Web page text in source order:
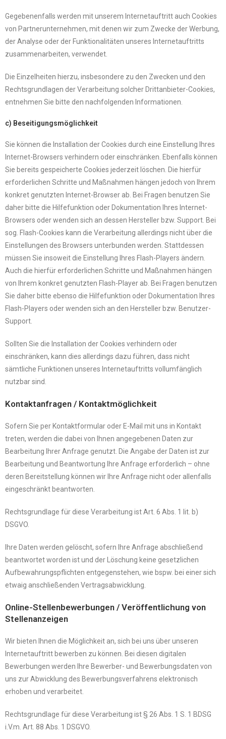
Gegebenenfalls werden mit unserem Internetauftritt auch Cookies
von Partnerunternehmen, mit denen wir zum Zwecke der Werbung,
der Analyse oder der Funktionalitäten unseres Internetauftritts
zusammenarbeiten, verwendet.
Die Einzelheiten hierzu, insbesondere zu den Zwecken und den
Rechtsgrundlagen der Verarbeitung solcher Drittanbieter-Cookies,
entnehmen Sie bitte den nachfolgenden Informationen.
c) Beseitigungsmöglichkeit
Sie können die Installation der Cookies durch eine Einstellung Ihres
Internet-Browsers verhindern oder einschränken. Ebenfalls können
Sie bereits gespeicherte Cookies jederzeit löschen. Die hierfür
erforderlichen Schritte und Maßnahmen hängen jedoch von Ihrem
konkret genutzten Internet-Browser ab. Bei Fragen benutzen Sie
daher bitte die Hilfefunktion oder Dokumentation Ihres Internet-
Browsers oder wenden sich an dessen Hersteller bzw. Support. Bei
sog. Flash-Cookies kann die Verarbeitung allerdings nicht über die
Einstellungen des Browsers unterbunden werden. Stattdessen
müssen Sie insoweit die Einstellung Ihres Flash-Players ändern.
Auch die hierfür erforderlichen Schritte und Maßnahmen hängen
von Ihrem konkret genutzten Flash-Player ab. Bei Fragen benutzen
Sie daher bitte ebenso die Hilfefunktion oder Dokumentation Ihres
Flash-Players oder wenden sich an den Hersteller bzw. Benutzer-
Support.
Sollten Sie die Installation der Cookies verhindern oder
einschränken, kann dies allerdings dazu führen, dass nicht
sämtliche Funktionen unseres Internetauftritts vollumfänglich
nutzbar sind.
Kontaktanfragen / Kontaktmöglichkeit
Sofern Sie per Kontaktformular oder E-Mail mit uns in Kontakt
treten, werden die dabei von Ihnen angegebenen Daten zur
Bearbeitung Ihrer Anfrage genutzt. Die Angabe der Daten ist zur
Bearbeitung und Beantwortung Ihre Anfrage erforderlich – ohne
deren Bereitstellung können wir Ihre Anfrage nicht oder allenfalls
eingeschränkt beantworten.
Rechtsgrundlage für diese Verarbeitung ist Art. 6 Abs. 1 lit. b)
DSGVO.
Ihre Daten werden gelöscht, sofern Ihre Anfrage abschließend
beantwortet worden ist und der Löschung keine gesetzlichen
Aufbewahrungspflichten entgegenstehen, wie bspw. bei einer sich
etwaig anschließenden Vertragsabwicklung.
Online-Stellenbewerbungen / Veröffentlichung von
Stellenanzeigen
Wir bieten Ihnen die Möglichkeit an, sich bei uns über unseren
Internetauftritt bewerben zu können. Bei diesen digitalen
Bewerbungen werden Ihre Bewerber- und Bewerbungsdaten von
uns zur Abwicklung des Bewerbungsverfahrens elektronisch
erhoben und verarbeitet.
Rechtsgrundlage für diese Verarbeitung ist § 26 Abs. 1 S. 1 BDSG
i.V.m. Art. 88 Abs. 1 DSGVO.